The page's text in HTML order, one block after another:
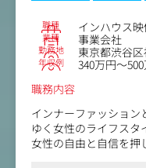
職種 インハウス
業種 事業会社
勤務地 東京都渋谷
年収例
340万円～
職務内容
インナーファッション
ゆく女性のライフスタ
女性の自由と自信を押